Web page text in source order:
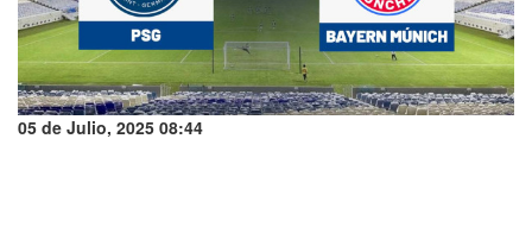
05 de Julio, 2025 08:44